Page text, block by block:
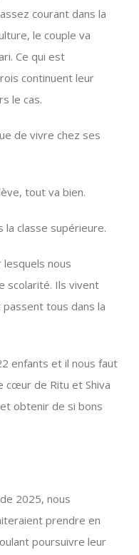
courant dans la
le couple va
Ce qui est
continuent leur
le cas.
de vivre chez ses
tout va bien.
la classe supérieure.
nous
scolarité. Ils vivent
tous dans la
enfants et il nous faut
cœur de Ritu et Shiva
obtenir de si bons
2025, nous
prendre en
poursuivre leur